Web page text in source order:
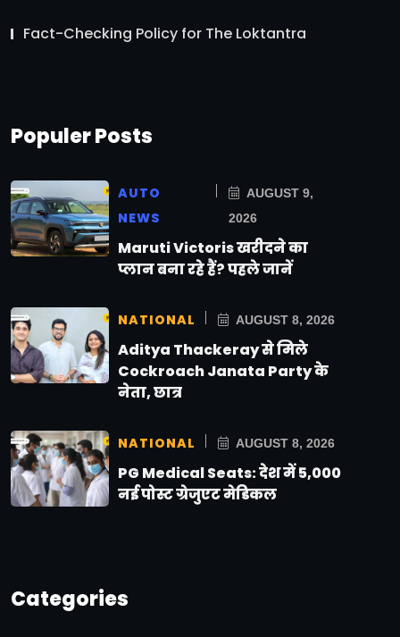
Fact-Checking Policy for The Loktantra
Populer Posts
AUTO
NEWS
AUGUST 9,
2026
Maruti Victoris खरीदने का
प्लान बना रहे हैं? पहले जानें
NATIONAL AUGUST 8, 2026
Aditya Thackeray से मिले
Cockroach Janata Party के
नेता, छात्र
NATIONAL AUGUST 8, 2026
PG Medical Seats: देश में 5,000
नई पोस्ट ग्रेजुएट मेडिकल
Categories